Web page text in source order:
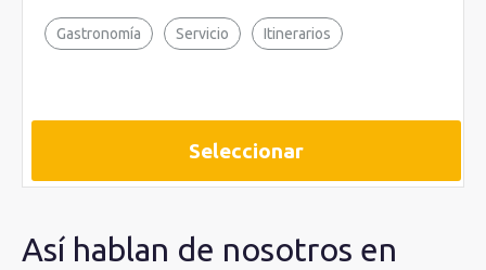
Gastronomía Servicio Itinerarios
Seleccionar
Así hablan de nosotros en